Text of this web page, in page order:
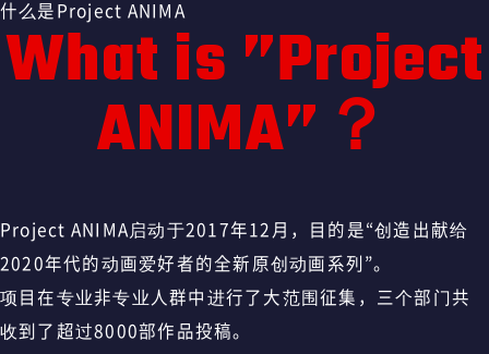
什么是Project ANIMA
What is ”Project
ANIMA”？
Project ANIMA启动于2017年12月，目的是“创造出献给
2020年代的动画爱好者的全新原创动画系列”。
项目在专业非专业人群中进行了大范围征集，三个部门共
收到了超过8000部作品投稿。